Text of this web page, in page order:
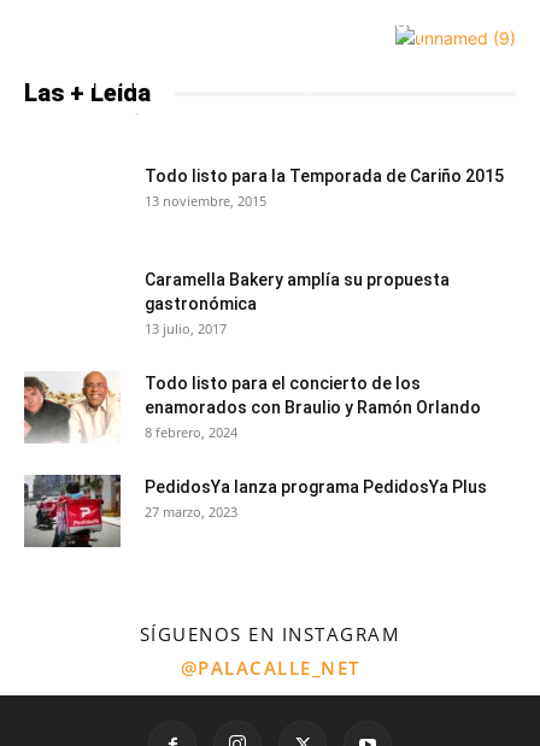
Las + Leída
La Empresa De Héctor Acosta y Orquesta
presentarán en Santiago “La Noche del
Pueblo” en Honor al merengue
-
Todo listo para la Temporada de Cariño 2015
13 noviembre, 2015
Caramella Bakery amplía su propuesta
gastronómica
13 julio, 2017
Todo listo para el concierto de los
enamorados con Braulio y Ramón Orlando
8 febrero, 2024
PedidosYa lanza programa PedidosYa Plus
27 marzo, 2023
SÍGUENOS EN INSTAGRAM
@PALACALLE_NET